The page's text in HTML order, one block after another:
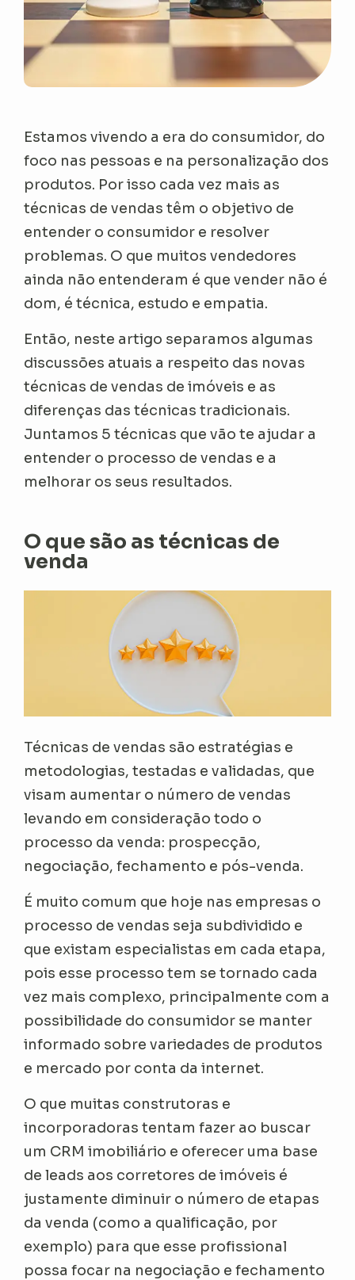
Estamos vivendo a era do consumidor, do
foco nas pessoas e na personalização dos
produtos. Por isso cada vez mais as
técnicas de vendas têm o objetivo de
entender o consumidor e resolver
problemas. O que muitos vendedores
ainda não entenderam é que vender não é
dom, é técnica, estudo e empatia.
Então, neste artigo separamos algumas
discussões atuais a respeito das novas
técnicas de vendas de imóveis e as
diferenças das técnicas tradicionais.
Juntamos 5 técnicas que vão te ajudar a
entender o processo de vendas e a
melhorar os seus resultados.
O que são as técnicas de
venda
Técnicas de vendas são estratégias e
metodologias, testadas e validadas, que
visam aumentar o número de vendas
levando em consideração todo o
processo da venda: prospecção,
negociação, fechamento e pós-venda.
É muito comum que hoje nas empresas o
processo de vendas seja subdividido e
que existam especialistas em cada etapa,
pois esse processo tem se tornado cada
vez mais complexo, principalmente com a
possibilidade do consumidor se manter
informado sobre variedades de produtos
e mercado por conta da internet.
O que muitas construtoras e
incorporadoras tentam fazer ao buscar
um CRM imobiliário e oferecer uma base
de leads aos corretores de imóveis é
justamente diminuir o número de etapas
da venda (como a qualificação, por
exemplo) para que esse profissional
possa focar na negociação e fechamento